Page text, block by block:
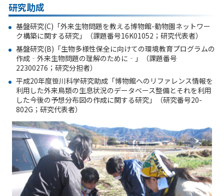
研究助成
基盤研究(C)「外来生物問題を教える博物館-動物園ネットワー
ク構築に関する研究」（課題番号16K01052；研究代表者）
基盤研究(B)「生物多様性保全に向けての環境教育プログラムの
作成‐外来生物問題の理解のために‐」（課題番号
22300276；研究分担者）
平成20年度笹川科学研究助成「博物館へのリファレンス情報を
利用した外来鳥類の生息状況のデータベース整備とそれを利用
した今後の予想分布図の作成に関する研究」（研究番号20-
802G；研究代表者）